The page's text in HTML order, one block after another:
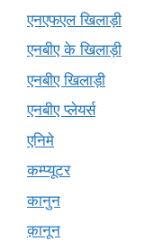
एनएफएल खिलाड़ी
एनबीए के खिलाड़ी
एनबीए खिलाड़ी
एनबीए प्लेयर्स
एनिमे
कम्प्यूटर
कानुन
क़ानून